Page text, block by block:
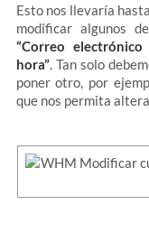
Esto nos llevaría
modificar algunos
“Correo
hora”. Tan solo
poner otro, por
que nos permita